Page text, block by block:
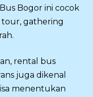
Bogor ini cocok
gathering
rental bus
juga dikenal
menentukan